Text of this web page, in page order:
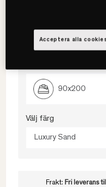
• Vändbar med sommar
• Mycket exklusiv
90x200
Välj färg
Luxury Sand
Frakt: Fri leverans
Acceptera alla